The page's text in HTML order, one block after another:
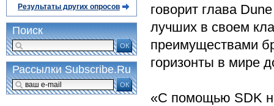
говорит глава
лучших в своем
преимуществами
горизонты в мире
«С помощью SDK
Результаты других опросов
Поиск
ОК
Рассылки Subscribe.Ru
ОК